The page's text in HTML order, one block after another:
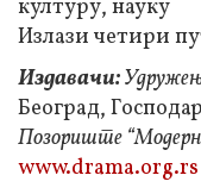
културу, науку
Излази четири
Издавачи:
Београд,
Позориште
www.drama.org.rs